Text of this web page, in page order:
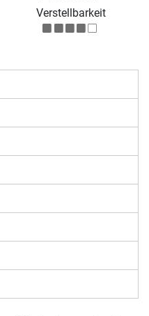
Verstellbarkeit